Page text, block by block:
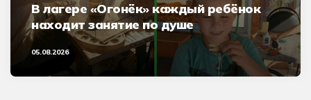
В лагере «Огонёк» каждый ребёнок
находит занятие по душе
05.08.2026